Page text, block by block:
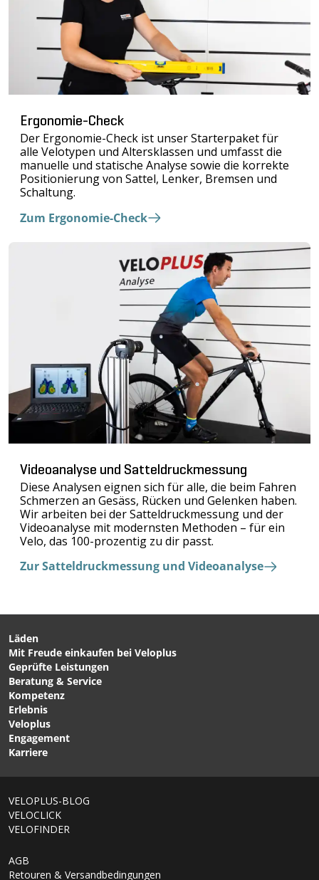
Ergonomie-Check
Der Ergonomie-Check ist unser Starterpaket für
alle Velotypen und Altersklassen und umfasst die
manuelle und statische Analyse sowie die korrekte
Positionierung von Sattel, Lenker, Bremsen und
Schaltung.
Zum Ergonomie-Check
Videoanalyse und Satteldruckmessung
Diese Analysen eignen sich für alle, die beim Fahren
Schmerzen an Gesäss, Rücken und Gelenken haben.
Wir arbeiten bei der Satteldruckmessung und der
Videoanalyse mit modernsten Methoden – für ein
Velo, das 100-prozentig zu dir passt.
Zur Satteldruckmessung und Videoanalyse
Läden
Mit Freude einkaufen bei Veloplus
Geprüfte Leistungen
Beratung & Service
Kompetenz
Erlebnis
Veloplus
Engagement
Karriere
VELOPLUS-BLOG
VELOCLICK
VELOFINDER
AGB
Retouren & Versandbedingungen